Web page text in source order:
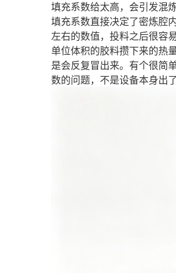
填充系数给太高，会引发混
填充系数直接决定了密炼腔
左右的数值，投料之后很容
单位体积的胶料攒下来的热
是会反复冒出来。有个很简
数的问题，不是设备本身出了